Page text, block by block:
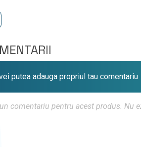
putea adauga propriul tau comentariu
comentariu pentru acest produs. Nu